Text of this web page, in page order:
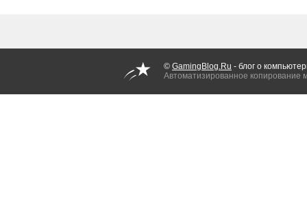
© GamingBlog.Ru - блог о
Автоматизированное копирование